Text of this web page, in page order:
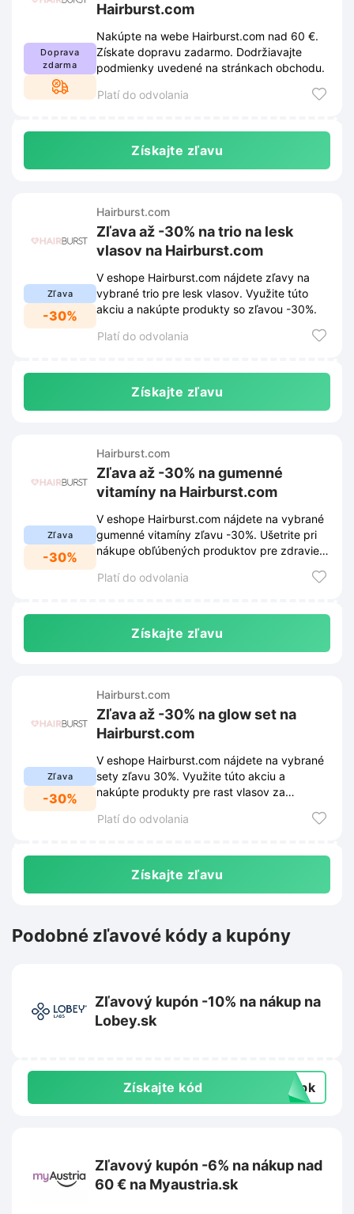
Doprava
zdarma
Hairburst.com
Nakúpte na webe Hairburst.com nad 60 €.
Získate dopravu zadarmo. Dodržiavajte
podmienky uvedené na stránkach obchodu.
Platí do odvolania
Získajte zľavu
Zľava
-30%
Hairburst.com
Zľava až -30% na trio na lesk
vlasov na Hairburst.com
V eshope Hairburst.com nájdete zľavy na
vybrané trio pre lesk vlasov. Využite túto
akciu a nakúpte produkty so zľavou -30%.
Platí do odvolania
Získajte zľavu
Zľava
-30%
Hairburst.com
Zľava až -30% na gumenné
vitamíny na Hairburst.com
V eshope Hairburst.com nájdete na vybrané
gumenné vitamíny zľavu -30%. Ušetrite pri
nákupe obľúbených produktov pre zdravie
Platí do odvolania
Získajte zľavu
Zľava
-30%
Hairburst.com
Zľava až -30% na glow set na
Hairburst.com
V eshope Hairburst.com nájdete na vybrané
sety zľavu 30%. Využite túto akciu a
nakúpte produkty pre rast vlasov za
Platí do odvolania
Získajte zľavu
Podobné zľavové kódy a kupóny
Zľavový kupón -10% na nákup na
Lobey.sk
Získajte kód topk
Zľavový kupón -6% na nákup nad
60 € na Myaustria.sk